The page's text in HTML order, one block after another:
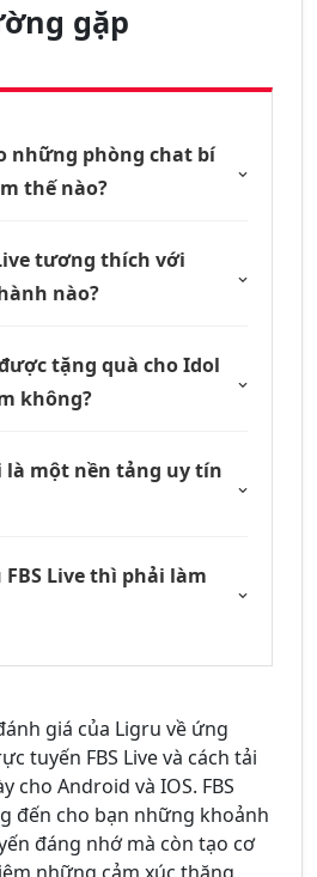
gặp
những phòng chat bí
thế nào?
tương thích với
nào?
tặng quà cho Idol
không?
là một nền tảng uy tín
Live thì phải làm
giá của Ligru về ứng
tuyến FBS Live và cách tải
cho Android và IOS. FBS
đến cho bạn những khoảnh
đáng nhớ mà còn tạo cơ